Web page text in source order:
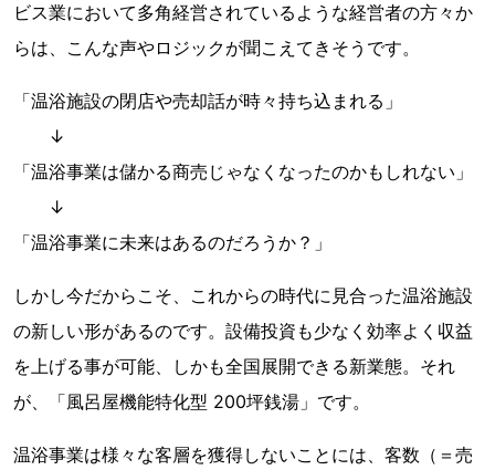
ビス業において多角経営されているような経営者の方々か
らは、こんな声やロジックが聞こえてきそうです。
「温浴施設の閉店や売却話が時々持ち込まれる」
↓
「温浴事業は儲かる商売じゃなくなったのかもしれない」
↓
「温浴事業に未来はあるのだろうか？」
しかし今だからこそ、これからの時代に見合った温浴施設
の新しい形があるのです。設備投資も少なく効率よく収益
を上げる事が可能、しかも全国展開できる新業態。それ
が、「風呂屋機能特化型 200坪銭湯」です。
温浴事業は様々な客層を獲得しないことには、客数（＝売